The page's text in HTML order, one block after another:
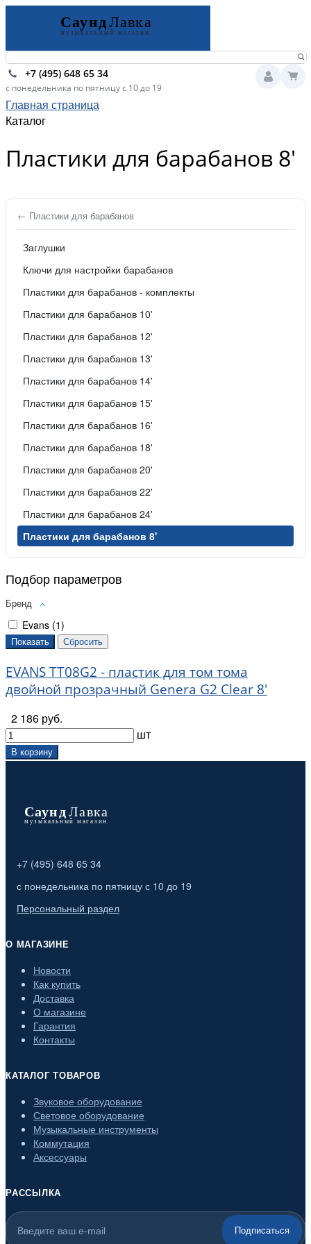
+7 (495) 648 65 34
с понедельника по пятницу с 10 до 19
Главная страница
Каталог
Пластики для барабанов 8'
← Пластики для барабанов
Заглушки
Ключи для настройки барабанов
Пластики для барабанов - комплекты
Пластики для барабанов 10'
Пластики для барабанов 12'
Пластики для барабанов 13'
Пластики для барабанов 14'
Пластики для барабанов 15'
Пластики для барабанов 16'
Пластики для барабанов 18'
Пластики для барабанов 20'
Пластики для барабанов 22'
Пластики для барабанов 24'
Пластики для барабанов 8'
Подбор параметров
Бренд
Evans (1)
EVANS TT08G2 - пластик для том тома
двойной прозрачный Genera G2 Clear 8'
2 186 руб.
шт
В корзину
+7 (495) 648 65 34
с понедельника по пятницу с 10 до 19
Персональный раздел
О МАГАЗИНЕ
Новости
Как купить
Доставка
О магазине
Гарантия
Контакты
КАТАЛОГ ТОВАРОВ
Звуковое оборудование
Световое оборудование
Музыкальные инструменты
Коммутация
Аксессуары
РАССЫЛКА
Подписаться